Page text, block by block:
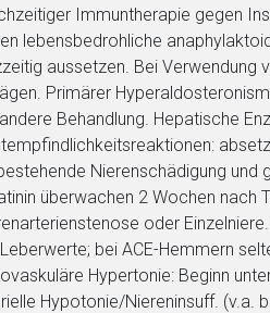
Immuntherapie gegen
lebensbedrohliche
aussetzen. Bei Verwendung
Primärer
Behandlung. Hepatische
Nierenschädigung und
überwachen 2 Wochen nach
oder
bei ACE-Hemmern
Hypertonie: Beginn
Hypotonie/Niereninsuff. (v.a.
Link öffnet eine externe
Ebenso gelten dort ggf. andere